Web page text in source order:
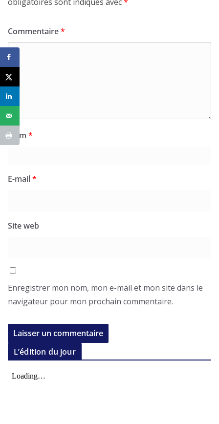
Commentaire*
Nom *
E-mail*
Site web
Enregistrer mon nom, mon e-mail et mon site dans le
navigateur pour mon prochain commentaire.
L’édition du jour